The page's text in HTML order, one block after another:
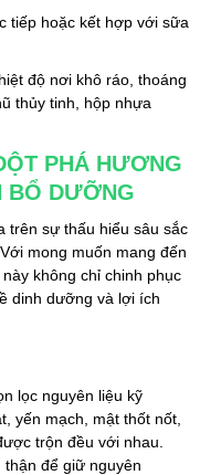
tiếp hoặc kết hợp với sữa
độ nơi khô ráo, thoáng
thủy tinh, hộp nhựa
PHÁ HƯƠNG
BỔ DƯỠNG
trên sự thấu hiểu sâu sắc
mong muốn mang đến
không chỉ chinh phục
dinh dưỡng và lợi ích
lọc nguyên liệu kỹ
yến mạch, mật thốt nốt,
trộn đều với nhau.
để giữ nguyên